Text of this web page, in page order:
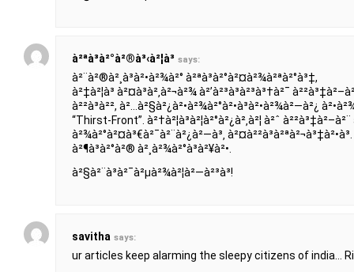
à²ªà³à²°à²®à³‹à²¦à³ says:
à²¨à²®à²¸à³à²•à²¾à²° à²ªà³à²°à²¤à²¾à²ªà²°à³‡,
à²‡à²¦à³ à²¤à³à²‚à²¬à²¾ à²’à²³à³à²³à³†à²¯
à²²à³à²², à²…à²§à²¿à²•à²¾à²°à²•à³à²•à²¾à²—à²¿
“Thirst-Front”. à²†à²¦à³à²¦à²°à²¿à²‚à²¦ à²ˆ
à²¾à²°à²¤à³€à²¯à²¨à²¿à²—à³‚
à²¶à³à²°à²® à²¸à²¾à²°à³à²¥à²•.
à²§à²¨à³à²¯à²µà²¾à²¦à²—à²³à³!
savitha says:
ur articles keep alarming the sleepy citizens of india…